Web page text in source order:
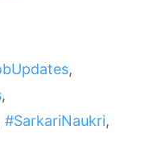
,
,
#SarkariNaukri,